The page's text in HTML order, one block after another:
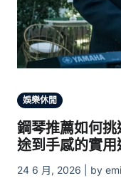
娛樂休閒
鋼琴推薦如何
途到手感的實用
24 6 月, 2026 | by